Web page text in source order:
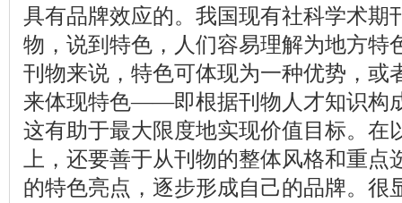
具有品牌效应的。我国现有社科学术期
物，说到特色，人们容易理解为地方特
刊物来说，特色可体现为一种优势，或
来体现特色——即根据刊物人才知识构
这有助于最大限度地实现价值目标。在
上，还要善于从刊物的整体风格和重
的特色亮点，逐步形成自己的品牌。很